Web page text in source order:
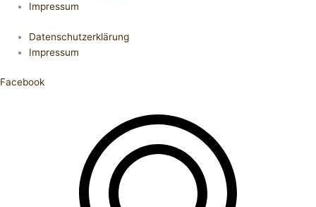
Impressum
Datenschutzerklärung
Impressum
Facebook